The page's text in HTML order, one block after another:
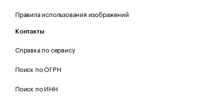
Правила использования изображений
Контакты
Справка по сервису
Поиск по ОГРН
Поиск по ИНН